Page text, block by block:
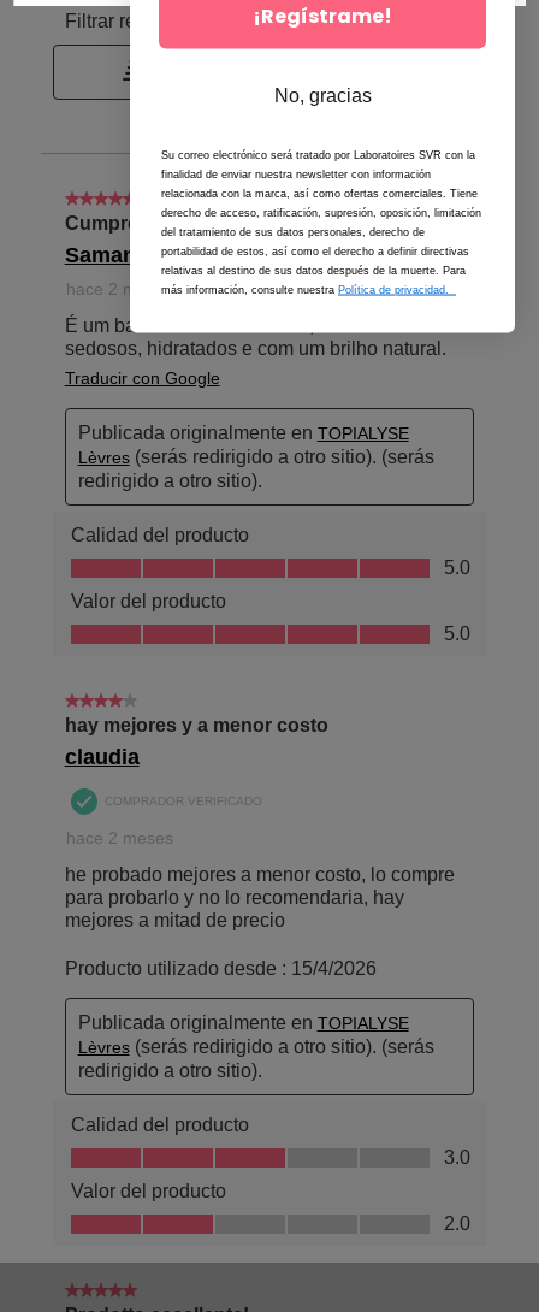
¡Regístrame!
No, gracias
Su correo electrónico será tratado por Laboratoires SVR con la
finalidad de enviar nuestra newsletter con información
relacionada con la marca, así como ofertas comerciales. Tiene
derecho de acceso, ratificación, supresión, oposición, limitación
del tratamiento de sus datos personales, derecho de
portabilidad de estos, así como el derecho a definir directivas
relativas al destino de sus datos después de la muerte. Para
más información, consulte nuestra Política de privacidad.